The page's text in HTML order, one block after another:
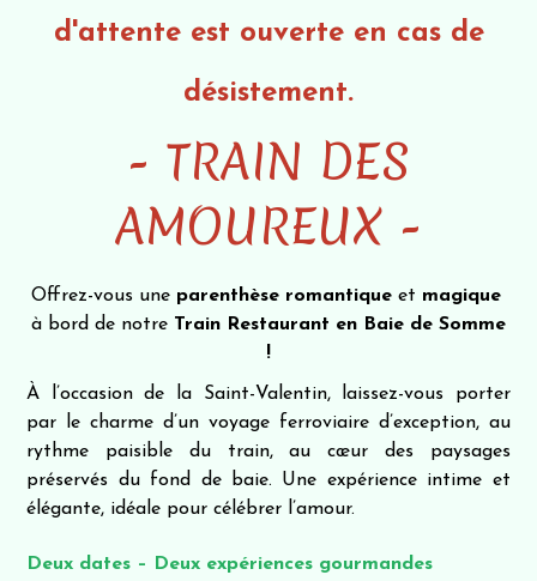
d'attente est ouverte en cas de
désistement.
- TRAIN DES
AMOUREUX -
Offrez-vous une parenthèse romantiqueet magique
à bord de notre Train Restaurant en Baie de Somme
!
À l’occasion de la Saint-Valentin, laissez-vous porter
par le charme d’un voyage ferroviaire d’exception, au
rythme paisible du train, au cœur des paysages
préservés du fond de baie. Une expérience intime et
élégante, idéale pour célébrer l’amour.
Deux dates – Deux expériences gourmandes